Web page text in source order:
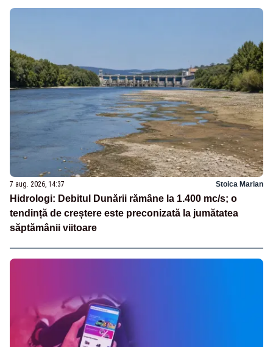
7 aug. 2026, 14:37 Stoica Marian
Hidrologi: Debitul Dunării rămâne la 1.400 mc/s; o
tendință de creștere este preconizată la jumătatea
săptămânii viitoare